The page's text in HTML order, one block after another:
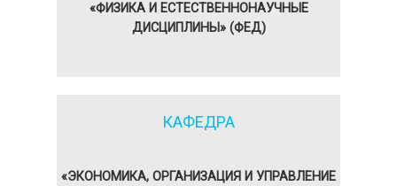
«ФИЗИКА И ЕСТЕСТВЕННОНАУЧНЫЕ
ДИСЦИПЛИНЫ» (ФЕД)
КАФЕДРА
«ЭКОНОМИКА, ОРГАНИЗАЦИЯ И УПРАВЛЕНИЕ